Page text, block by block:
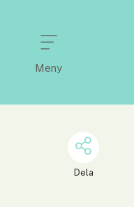
Meny
Dela